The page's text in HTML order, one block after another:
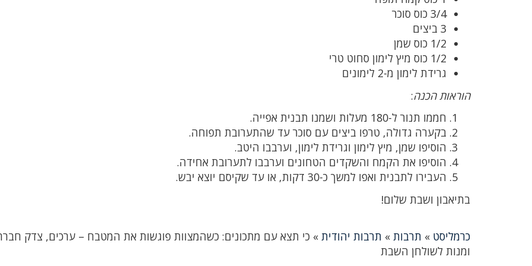
3/4 כוס סוכר
3 ביצים
1/2 כוס שמן
1/2 כוס מיץ לימון סחוט טרי
גרידת לימון מ-2 לימונים
הוראות הכנה:
חממו תנור ל-180 מעלות ושמנו תבנית אפייה.
בקערה גדולה, טרפו ביצים עם סוכר עד שהתערובת תפוחה.
הוסיפו שמן, מיץ לימון וגרידת לימון, וערבבו היטב.
הוסיפו את הקמח והשקדים הטחונים וערבבו לתערובת אחידה.
העבירו לתבנית ואפו למשך כ-30 דקות, או עד שקיסם יוצא יבש.
בתיאבון ושבת שלום!
כרמליסט » תרבות » תרבות יהודית »כי תצא עם מתכונים: כשהמצוות פוגשות את המטבח – ערכים, צדק
ומנות לשולחן השבת